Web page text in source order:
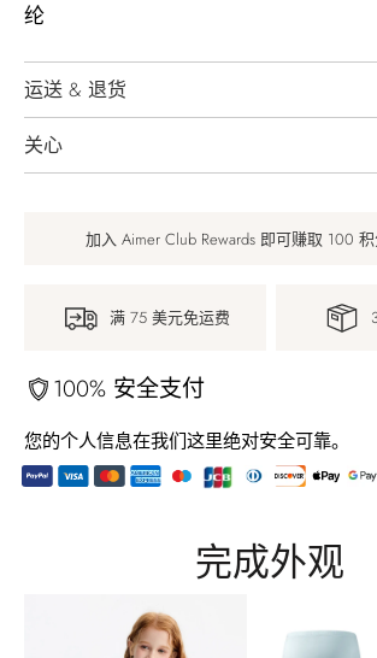
纶
运送 & 退货
关心
加入 Aimer Club Rewards 即可赚取 100
满 75 美元免运费
100% 安全支付
您的个人信息在我们这里绝对安全可靠。
完成外观